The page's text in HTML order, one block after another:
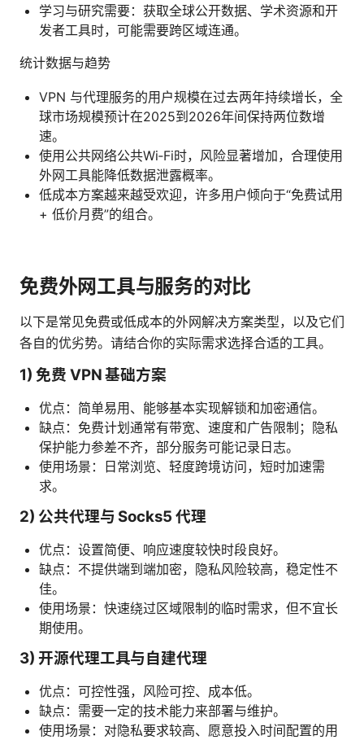
学习与研究需要：获取全球公开数据、学术资源和开
发者工具时，可能需要跨区域连通。
统计数据与趋势
VPN 与代理服务的用户规模在过去两年持续增长，全
球市场规模预计在2025到2026年间保持两位数增
速。
使用公共网络公共Wi‑Fi时，风险显著增加，合理使用
外网工具能降低数据泄露概率。
低成本方案越来越受欢迎，许多用户倾向于“免费试用
+ 低价月费”的组合。
免费外网工具与服务的对比
以下是常见免费或低成本的外网解决方案类型，以及它们
各自的优劣势。请结合你的实际需求选择合适的工具。
1) 免费 VPN 基础方案
优点：简单易用、能够基本实现解锁和加密通信。
缺点：免费计划通常有带宽、速度和广告限制；隐私
保护能力参差不齐，部分服务可能记录日志。
使用场景：日常浏览、轻度跨境访问，短时加速需
求。
2) 公共代理与 Socks5 代理
优点：设置简便、响应速度较快时段良好。
缺点：不提供端到端加密，隐私风险较高，稳定性不
佳。
使用场景：快速绕过区域限制的临时需求，但不宜长
期使用。
3) 开源代理工具与自建代理
优点：可控性强，风险可控、成本低。
缺点：需要一定的技术能力来部署与维护。
使用场景：对隐私要求较高、愿意投入时间配置的用